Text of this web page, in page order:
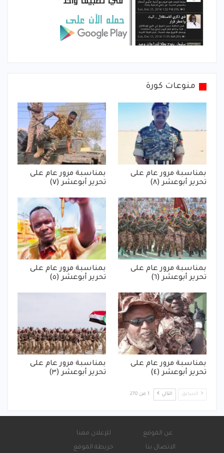
منوعات كورة
بمناسبة مرور عام على
تحرير أبوعشر (٨)
بمناسبة مرور عام على
تحرير أبوعشر (٧)
بمناسبة مرور عام على
تحرير أبوعشر (٦)
بمناسبة مرور عام على
تحرير أبوعشر (٥)
بمناسبة مرور عام على
تحرير أبوعشر (٤)
بمناسبة مرور عام على
تحرير أبوعشر (٣)
السابق التالي 1 من 270
عن الموقع
للإعلان معنا
الاتصال بنا
خريطة الموقع